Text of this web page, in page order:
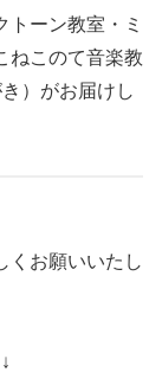
トーン教室・ミ
ねこのて音楽教
）がお届けし
くお願いいたし